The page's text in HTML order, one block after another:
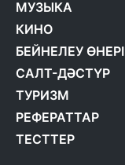
МУЗЫКА
КИНО
БЕЙНЕЛЕУ ӨНЕРІ
САЛТ-ДӘСТҮР
ТУРИЗМ
РЕФЕРАТТАР
ТЕСТТЕР